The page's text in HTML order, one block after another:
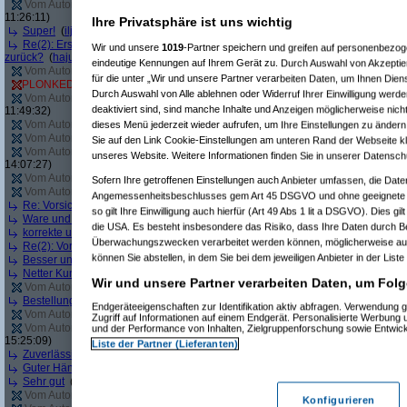
Vom Autor zurückgezogen oder Autor hat seine Registrierung nicht bestätigt
11:26:11)
Super! (iljaa
am 10.05.2012, 13:18:23)
Re(2): Erst angebliche Lagerware nicht liefern, dann falsche Ware liefern -
zurück? (hajuq
am 11.05.2012, 09:01:26)
Vom Autor zurückgezogen oder Autor hat seine Registrierung nicht bestätigt(
PLONKED vonsleepyhead: User reagiert nicht auf Anfragen von Geizhals(
Vom Autor zurückgezogen oder Autor hat seine Registrierung nicht bestätigt(
11:49:32)
Vom Autor zurückgezogen oder Autor hat seine Registrierung nicht bestätigt(
Vom Autor zurückgezogen oder Autor hat seine Registrierung nicht bestätigt(
Vom Autor zurückgezogen oder Autor hat seine Registrierung nicht bestätigt(
14:07:27)
Vom Autor zurückgezogen oder Autor hat seine Registrierung nicht bestätigt(
Vom Autor zurückgezogen oder Autor hat seine Registrierung nicht bestätigt(
Re: Vorsicht bei diesem Händler
Jacob Elektronikam 04.06.2012, 16:07:05)
Ware und Preis top, aber Lieferung verbesserungswürdig ( pjt-foto am
korrekte und schnelle Abwicklung der Bestellung (WilhelmS am 05.06.2012,
Re(2): Vorsicht bei diesem Händler(windy112 am 08.06.2012, 11:00:31)
Besser und schneller geht nicht!(Irina Demskaya @FBam 12.06.2012,
Netter Kundenservice, superschnelle Lieferung
Vom Autor zurückgezogen oder Autor hat seine Registrierung nicht bestätigt(
Bestellung einfach storniert
Trashbuster4458
am 13.06.2012, 14:29:12)
Vom Autor zurückgezogen oder Autor hat seine Registrierung nicht bestätigt(
Vom Autor zurückgezogen oder Autor hat seine Registrierung nicht bestätigt(
15:25:09)
Zuverlässig und freundlich(Intel Fanboyam 20.06.2012, 15:41:38)
Guter Händler
Sehr gut (
Vom Autor zurückgezogen oder Autor hat seine Registrierung nicht bestätigt
Ihre Privatsphäre ist uns wichtig
Wir und unsere 1019-Partner speichern und greifen auf
eindeutige Kennungen auf Ihrem Gerät zu. Durch Auswahl von
für die unter „Wir und unsere Partner verarbeiten Daten, um Ihnen
Durch Auswahl von Alle ablehnen oder Widerruf Ihrer Einwilligung
deaktiviert sind, sind manche Inhalte und Anzeigen möglicherweise
dieses Menü jederzeit wieder aufrufen, um Ihre Einstellungen zu
Sie auf den Link Cookie-Einstellungen am unteren Rand der Webseite
unseres Website. Weitere Informationen finden Sie in unserer
Sofern Ihre getroffenen Einstellungen auch Anbieter umfassen, die
Angemessenheitsbeschlusses gem Art 45 DSGVO und ohne
so gilt Ihre Einwilligung auch hierfür (Art 49 Abs 1 lit a DSGVO). Dies
die USA. Es besteht insbesondere das Risiko, dass Ihre Daten durch
Überwachungszwecken verarbeitet werden können, möglicherweise
können Sie abstellen, in dem Sie bei dem jeweiligen Anbieter in der
Wir und unsere Partner verarbeiten Daten, um
Endgeräteeigenschaften zur Identifikation aktiv abfragen. Verwendung
Zugriff auf Informationen auf einem Endgerät. Personalisierte Werbung
und der Performance von Inhalten, Zielgruppenforschung sowie
Liste der Partner (Lieferanten)
Konfigurieren